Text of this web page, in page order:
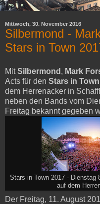
Mittwoch, 30. November 2016
Silbermond -
Stars in Town
MitSilbermond , Mark
Acts für den Stars in
dem Herrenacker in
neben den Bands vom
Freitag bekannt gegeben
Stars in Town 2017 - Dienstag
auf dem
Der Freitag, 11. August